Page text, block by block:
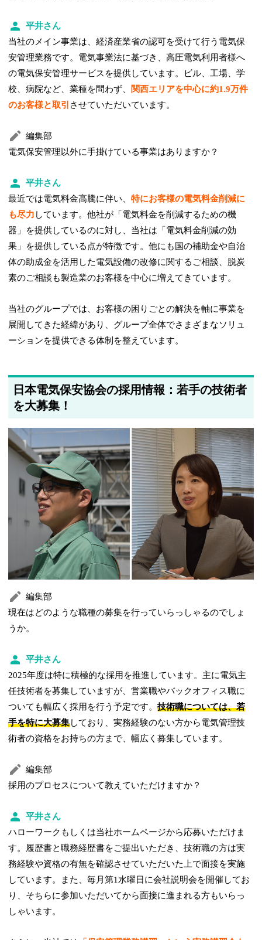
平井さん
当社のメイン事業は、経済産業省の認可を受けて行う電気保
安管理業務です。電気事業法に基づき、高圧電気利用者様へ
の電気保安管理サービスを提供しています。ビル、工場、学
校、病院など、業種を問わず、
関西エリアを中心に約1.9万件
のお客様と取引 させていただいています。
編集部
電気保安管理以外に手掛けている事業はありますか？
平井さん
最近では電気料金高騰に伴い、特にお客様の電気料金削減に
も尽力 しています。他社が「電気料金を削減するための機
器」を提供しているのに対し、当社は「電気料金削減の効
果」を提供している点が特徴です。他にも国の補助金や自治
体の助成金を活用した電気設備の改修に関するご相談、脱炭
素のご相談も製造業のお客様を中心に増えてきています。
当社のグループでは、お客様の困りごとの解決を軸に事業を
展開してきた経緯があり、グループ全体でさまざまなソリュ
ーションを提供できる体制を整えています。
日本電気保安協会の採用情報：若手の技術者
を大募集！
編集部
現在はどのような職種の募集を行っていらっしゃるのでしょ
うか。
平井さん
2025年度は特に積極的な採用を推進しています。主に電気主
任技術者を募集していますが、営業職やバックオフィス職に
ついても幅広く採用を行う予定です。技術職については、若
手を特に大募集しており、実務経験のない方から電気管理技
術者の資格をお持ちの方まで、幅広く募集しています。
編集部
採用のプロセスについて教えていただけますか？
平井さん
ハローワークもしくは当社ホームページから応募いただけま
す。履歴書と職務経歴書をご提出いただき、技術職の方は実
務経験や資格の有無を確認させていただいた上で面接を実施
しています。また、毎月第1水曜日に会社説明会を開催してお
り、そちらに参加いただいてから面接に進まれる方もいらっ
しゃいます。